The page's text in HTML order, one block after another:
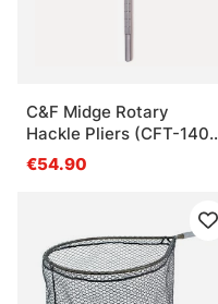
C&F Midge Rotary
Hackle Pliers (CFT-140-
Midge)
€54.90